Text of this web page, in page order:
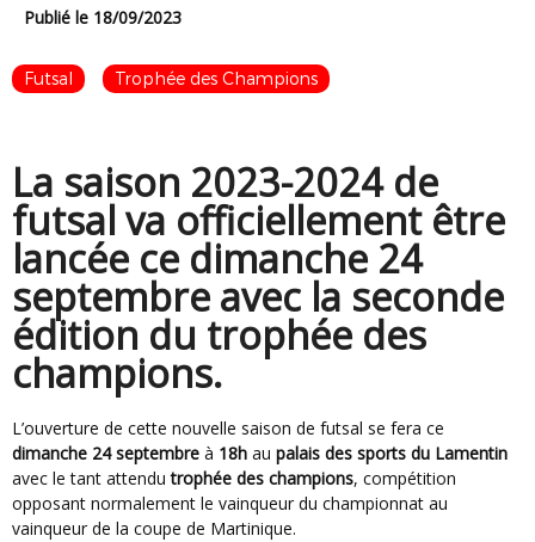
Publié le 18/09/2023
Futsal Trophée des Champions
La saison 2023-2024 de
futsal va officiellement être
lancée ce dimanche 24
septembre avec la seconde
édition du trophée des
champions.
L’ouverture de cette nouvelle saison de futsal se fera ce
dimanche 24 septembre à 18h au palais des sports du Lamentin
avec le tant attendutrophée des champions, compétition
opposant normalement le vainqueur du championnat au
vainqueur de la coupe de Martinique.